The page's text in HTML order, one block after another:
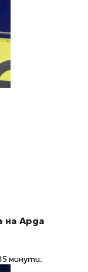
на Арда
минути.